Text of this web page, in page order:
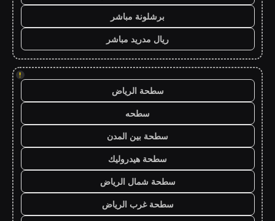
برشلونة مباشر
ريال مدريد مباشر
!
سطحة الرياض
سطحه
سطحة بين المدن
سطحة هيدروليك
سطحة شمال الرياض
سطحة غرب الرياض